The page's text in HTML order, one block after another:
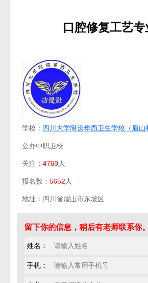
口腔修复工艺专
学校： 四川大学附设华西卫生学校（眉山
公办中职卫校
关注： 4760人
报名数： 5652 人
地址：四川省眉山市东坡区
留下你的信息，稍后有老师联系你。
姓名：
手机：